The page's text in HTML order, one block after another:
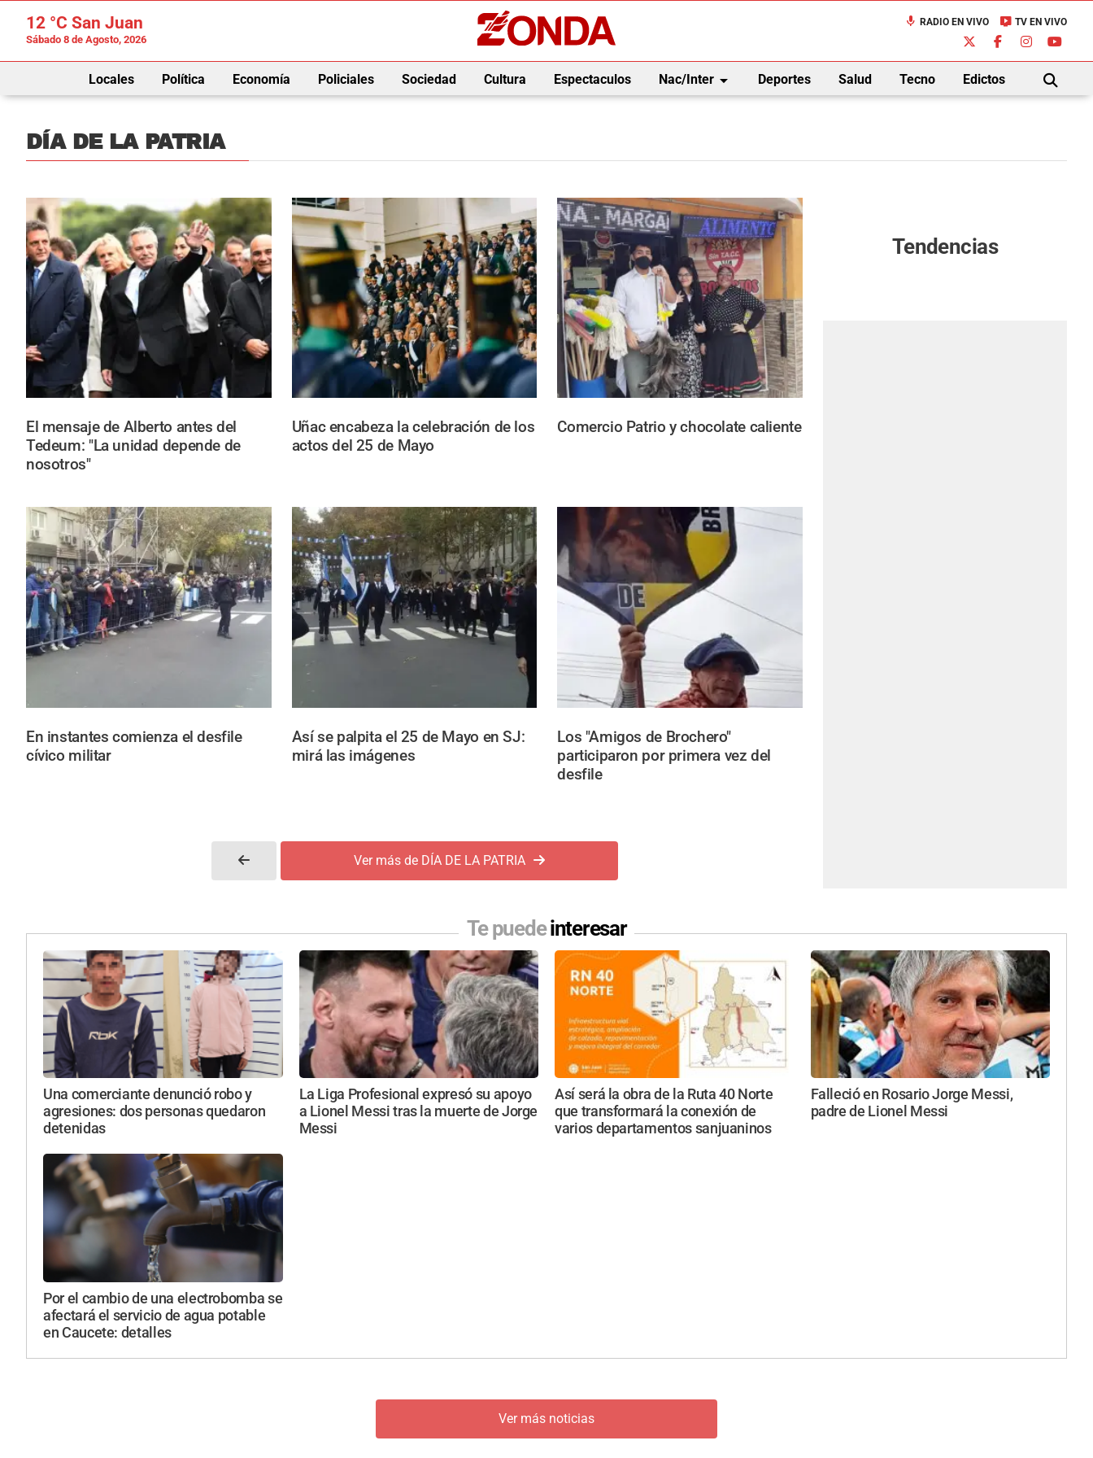
12 °C San Juan
Sábado 8 de Agosto, 2026
mic RADIO EN VIVO live_tv TV EN VIVO
Locales Política Economía Policiales Sociedad Cultura Espectaculos Nac/Interarrow_drop_down Deportes Salud Tecno Edictos
BUSCAR
DÍA DE LA PATRIA
El mensaje de Alberto antes del
Tedeum: "La unidad depende de
nosotros"
Uñac encabeza la celebración de los
actos del 25 de Mayo
Comercio Patrio y chocolate caliente
En instantes comienza el desfile
cívico militar
Así se palpita el 25 de Mayo en SJ:
mirá las imágenes
Los "Amigos de Brochero"
participaron por primera vez del
desfile
Ver más de DÍA DE LA PATRIA
Tendencias
Te puedeinteresar
Una comerciante denunció robo y
agresiones: dos personas quedaron
detenidas
La Liga Profesional expresó su apoyo
a Lionel Messi tras la muerte de Jorge
Messi
Así será la obra de la Ruta 40 Norte
que transformará la conexión de
varios departamentos sanjuaninos
Falleció en Rosario Jorge Messi,
padre de Lionel Messi
Por el cambio de una electrobomba se
afectará el servicio de agua potable
en Caucete: detalles
Ver más noticias